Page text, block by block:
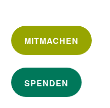
MITMACHEN
SPENDEN